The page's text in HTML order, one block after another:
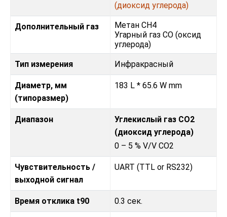
(диоксид углерода)
Дополнительный газ
Метан CH4
Угарный газ CO (оксид
углерода)
Тип измерения Инфракрасный
Диаметр, мм
(типоразмер)
183 L * 65.6 W mm
Диапазон
Углекислый газ CO2
(диоксид углерода)
0 – 5 % V/V CO2
Чувствительность /
выходной сигнал
UART (TTL or RS232)
Время отклика t90 0.3 сек.